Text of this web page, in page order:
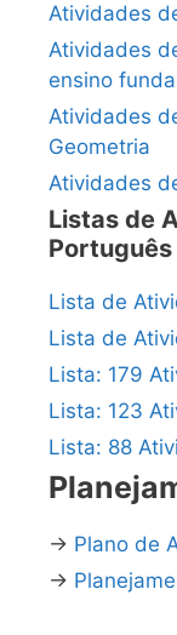
Atividades
Atividades
ensino
Atividades
Geometria
Atividades
Listas de
Português
Lista de
Lista de
Lista: 179
Lista: 123
Lista: 88
→ Plano de
→